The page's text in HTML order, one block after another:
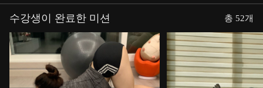
수강생이 완료한 미션 총 52개